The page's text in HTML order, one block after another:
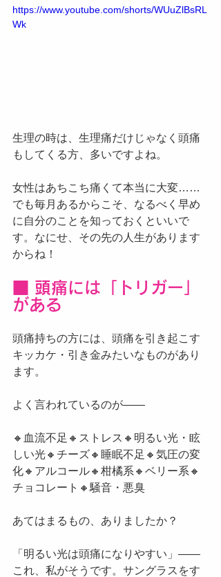
https://www.youtube.com/shorts/WUuZlBsRL
Wk
生理の時は、生理痛だけじゃなく頭痛
もしてくる方、多いですよね。
女性はあちこち痛くて本当に大変……
でも毎月あるからこそ、なるべく早め
に自分のことを知っておくといいで
す。なにせ、その先の人生があります
からね！
■ 頭痛には「トリガー」
がある
頭痛持ちの方には、頭痛を引き起こす
キッカケ・引き金みたいなものがあり
ます。
よく言われているのが——
🔸血流不足🔸ストレス🔸明るい光・眩
しい光🔸チーズ🔸睡眠不足🔸気圧の変
化🔸アルコール🔸柑橘系🔸ベリー系🔸
チョコレート🔸騒音・悪臭
あてはまるもの、ありましたか？
「明るい光は頭痛になりやすい」——
これ、私がそうです。サングラスをす